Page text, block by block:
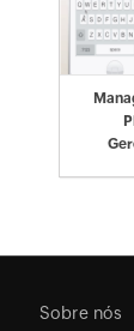
Sobre nós